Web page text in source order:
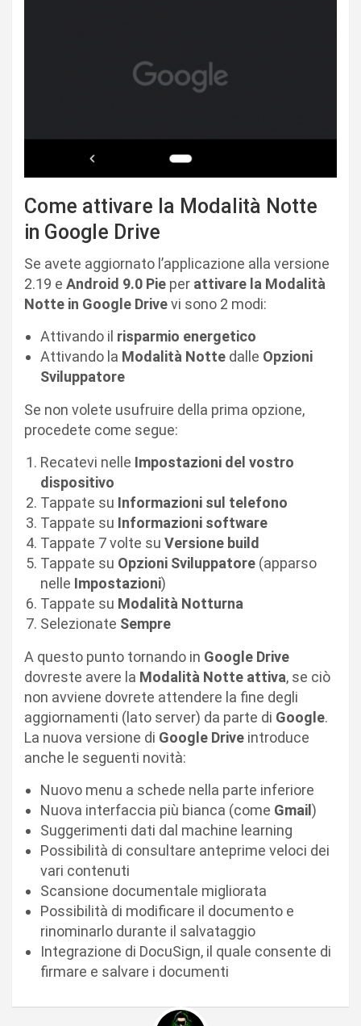
Come attivare la Modalità Notte
in Google Drive
Se avete aggiornato l’applicazione alla versione
2.19 e Android 9.0 Pie per attivare la Modalità
Notte in Google Drivevi sono 2 modi:
Attivando il risparmio energetico
Attivando la Modalità Notte dalle Opzioni
Sviluppatore
Se non volete usufruire della prima opzione,
procedete come segue:
Recatevi nelle Impostazioni del vostro
dispositivo
Tappate su Informazioni sul telefono
Tappate su Informazioni software
Tappate 7 volte su Versione build
Tappate su Opzioni Sviluppatore (apparso
nelle Impostazioni)
Tappate su Modalità Notturna
Selezionate Sempre
A questo punto tornando in Google Drive
dovreste avere la Modalità Notte attiva, se ciò
non avviene dovrete attendere la fine degli
aggiornamenti (lato server) da parte di Google.
La nuova versione di Google Drive introduce
anche le seguenti novità:
Nuovo menu a schede nella parte inferiore
Nuova interfaccia più bianca (come Gmail)
Suggerimenti dati dal machine learning
Possibilità di consultare anteprime veloci dei
vari contenuti
Scansione documentale migliorata
Possibilità di modificare il documento e
rinominarlo durante il salvataggio
Integrazione di DocuSign, il quale consente di
firmare e salvare i documenti